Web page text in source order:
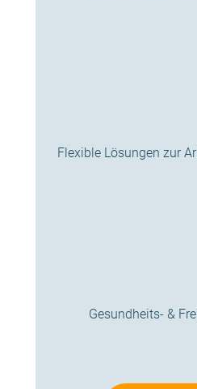
Flexible Lösungen zur
Gesundheits- &